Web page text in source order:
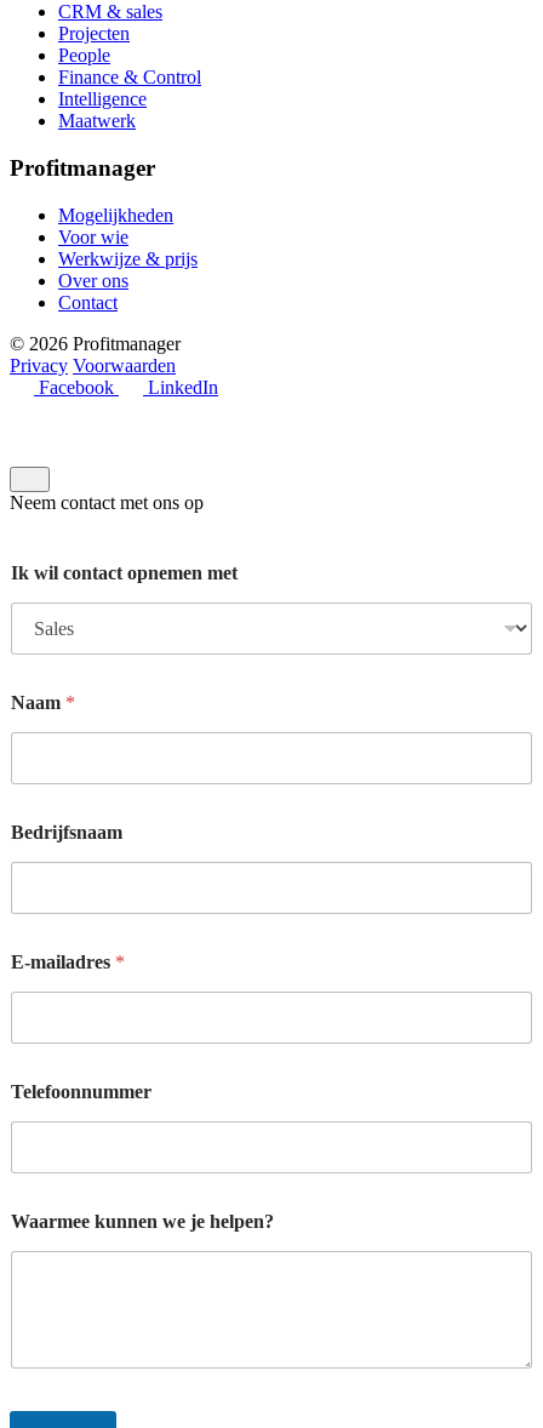
CRM & sales
Projecten
People
Finance & Control
Intelligence
Maatwerk
Profitmanager
Mogelijkheden
Voor wie
Werkwijze & prijs
Over ons
Contact
© 2026 Profitmanager
Privacy Voorwaarden
Facebook
LinkedIn
Neem contact met ons op
Ik wil contact opnemen met
Naam *
Bedrijfsnaam
E-mailadres *
Telefoonnummer
a
a
e
o
Waarmee kunnen we je helpen?